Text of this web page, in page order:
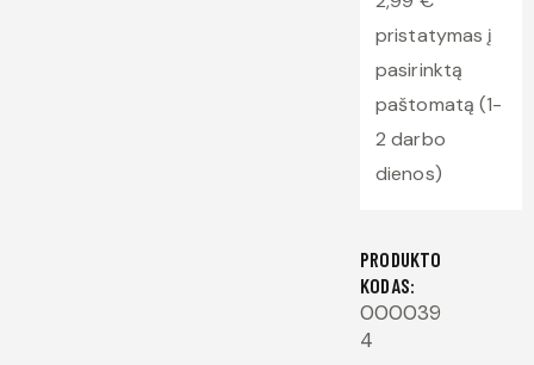
pristatymas į
pasirinktą
paštomatą (1-
2 darbo
dienos)
PRODUKTO
KODAS:
000039
4